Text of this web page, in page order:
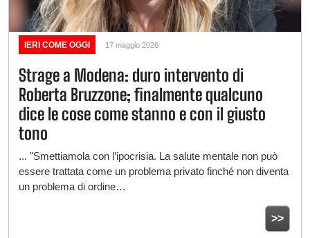
17 maggio 2026
IERI COME OGGI
Strage a Modena: duro intervento di
Roberta Bruzzone; finalmente qualcuno
dice le cose come stanno e con il giusto
tono
... "Smettiamola con l’ipocrisia. La salute mentale non può
essere trattata come un problema privato finché non diventa
un problema di ordine…
>>